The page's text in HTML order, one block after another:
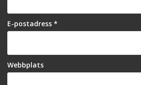
E-postadress *
Webbplats